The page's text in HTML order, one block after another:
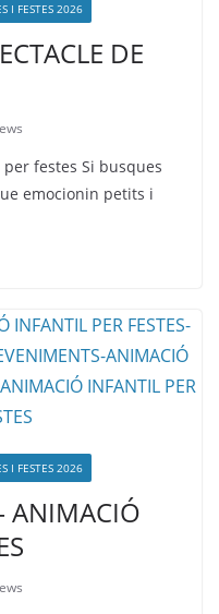
I FESTES 2026
DE
per festes Si busques
emocionin petits i
I FESTES 2026
ANIMACIÓ